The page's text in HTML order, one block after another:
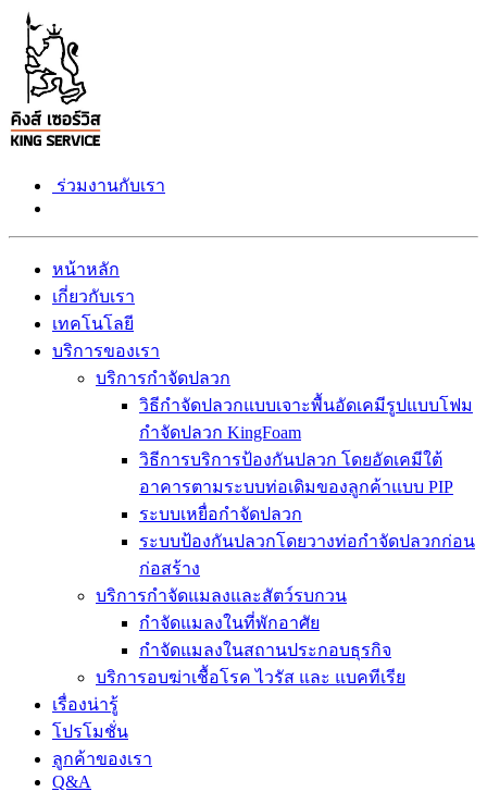
ร่วมงานกับเรา
หน้าหลัก
เกี่ยวกับเรา
เทคโนโลยี
บริการของเรา
บริการกำจัดปลวก
วิธีกำจัดปลวกแบบเจาะพื้นอัดเคมีรูปแบบโฟม
กำจัดปลวก KingFoam
วิธีการบริการป้องกันปลวก โดยอัดเคมีใต้
อาคารตามระบบท่อเดิมของลูกค้าแบบ PIP
ระบบเหยื่อกำจัดปลวก
ระบบป้องกันปลวกโดยวางท่อกำจัดปลวกก่อน
ก่อสร้าง
บริการกำจัดแมลงและสัตว์รบกวน
กำจัดแมลงในที่พักอาศัย
กำจัดแมลงในสถานประกอบธุรกิจ
บริการอบฆ่าเชื้อโรค ไวรัส และ แบคทีเรีย
เรื่องน่ารู้
โปรโมชั่น
ลูกค้าของเรา
Q&A